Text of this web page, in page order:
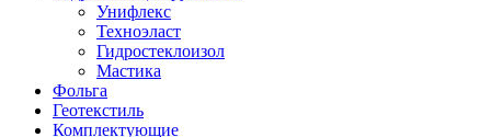
Унифлекс
Техноэласт
Гидростеклоизол
Мастика
Фольга
Геотекстиль
Комплектующие